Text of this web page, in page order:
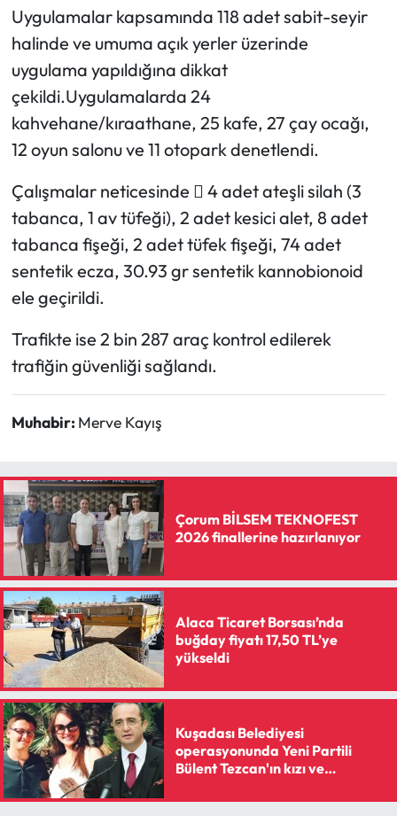
Uygulamalar kapsamında 118 adet sabit-seyir
halinde ve umuma açık yerler üzerinde
uygulama yapıldığına dikkat
çekildi.Uygulamalarda 24
kahvehane/kıraathane, 25 kafe, 27 çay ocağı,
12 oyun salonu ve 11 otopark denetlendi.
Çalışmalar neticesinde  4 adet ateşli silah (3
tabanca, 1 av tüfeği), 2 adet kesici alet, 8 adet
tabanca fişeği, 2 adet tüfek fişeği, 74 adet
sentetik ecza, 30.93 gr sentetik kannobionoid
ele geçirildi.
Trafikte ise 2 bin 287 araç kontrol edilerek
trafiğin güvenliği sağlandı.
Muhabir: Merve Kayış
Çorum BİLSEM TEKNOFEST
2026 finallerine hazırlanıyor
Alaca Ticaret Borsası’nda
buğday fiyatı 17,50 TL’ye
yükseldi
Kuşadası Belediyesi
operasyonunda Yeni Partili
Bülent Tezcan'ın kızı ve
Magazin
Mecitözü Haberleri
Oğuzlar Haberleri
Osmancık Haberleri
Otomotiv
Resmi İlan
Resmi Reklam
Sağlık
Spor
Sungurlu Haberleri
Turizm
Uğurludağ Haberleri
Yaşam
Yayla Haber
Yemek Tarifleri
Yerel Haberler